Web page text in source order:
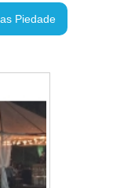
Piedade